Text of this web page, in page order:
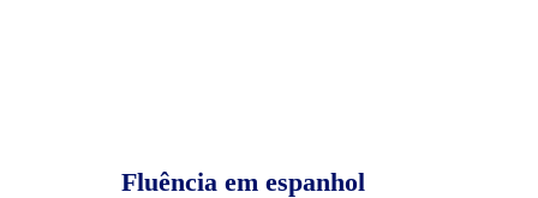
Fluência em espanhol